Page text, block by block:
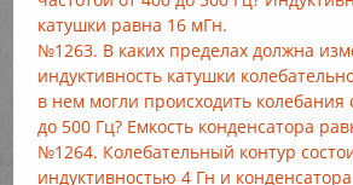
катушки равна 16 мГн.
№1263. В каких пределах должна
индуктивность катушки
в нем могли происходить колебания
до 500 Гц? Емкость конденсатора
№1264. Колебательный контур
индуктивностью 4 Гн и